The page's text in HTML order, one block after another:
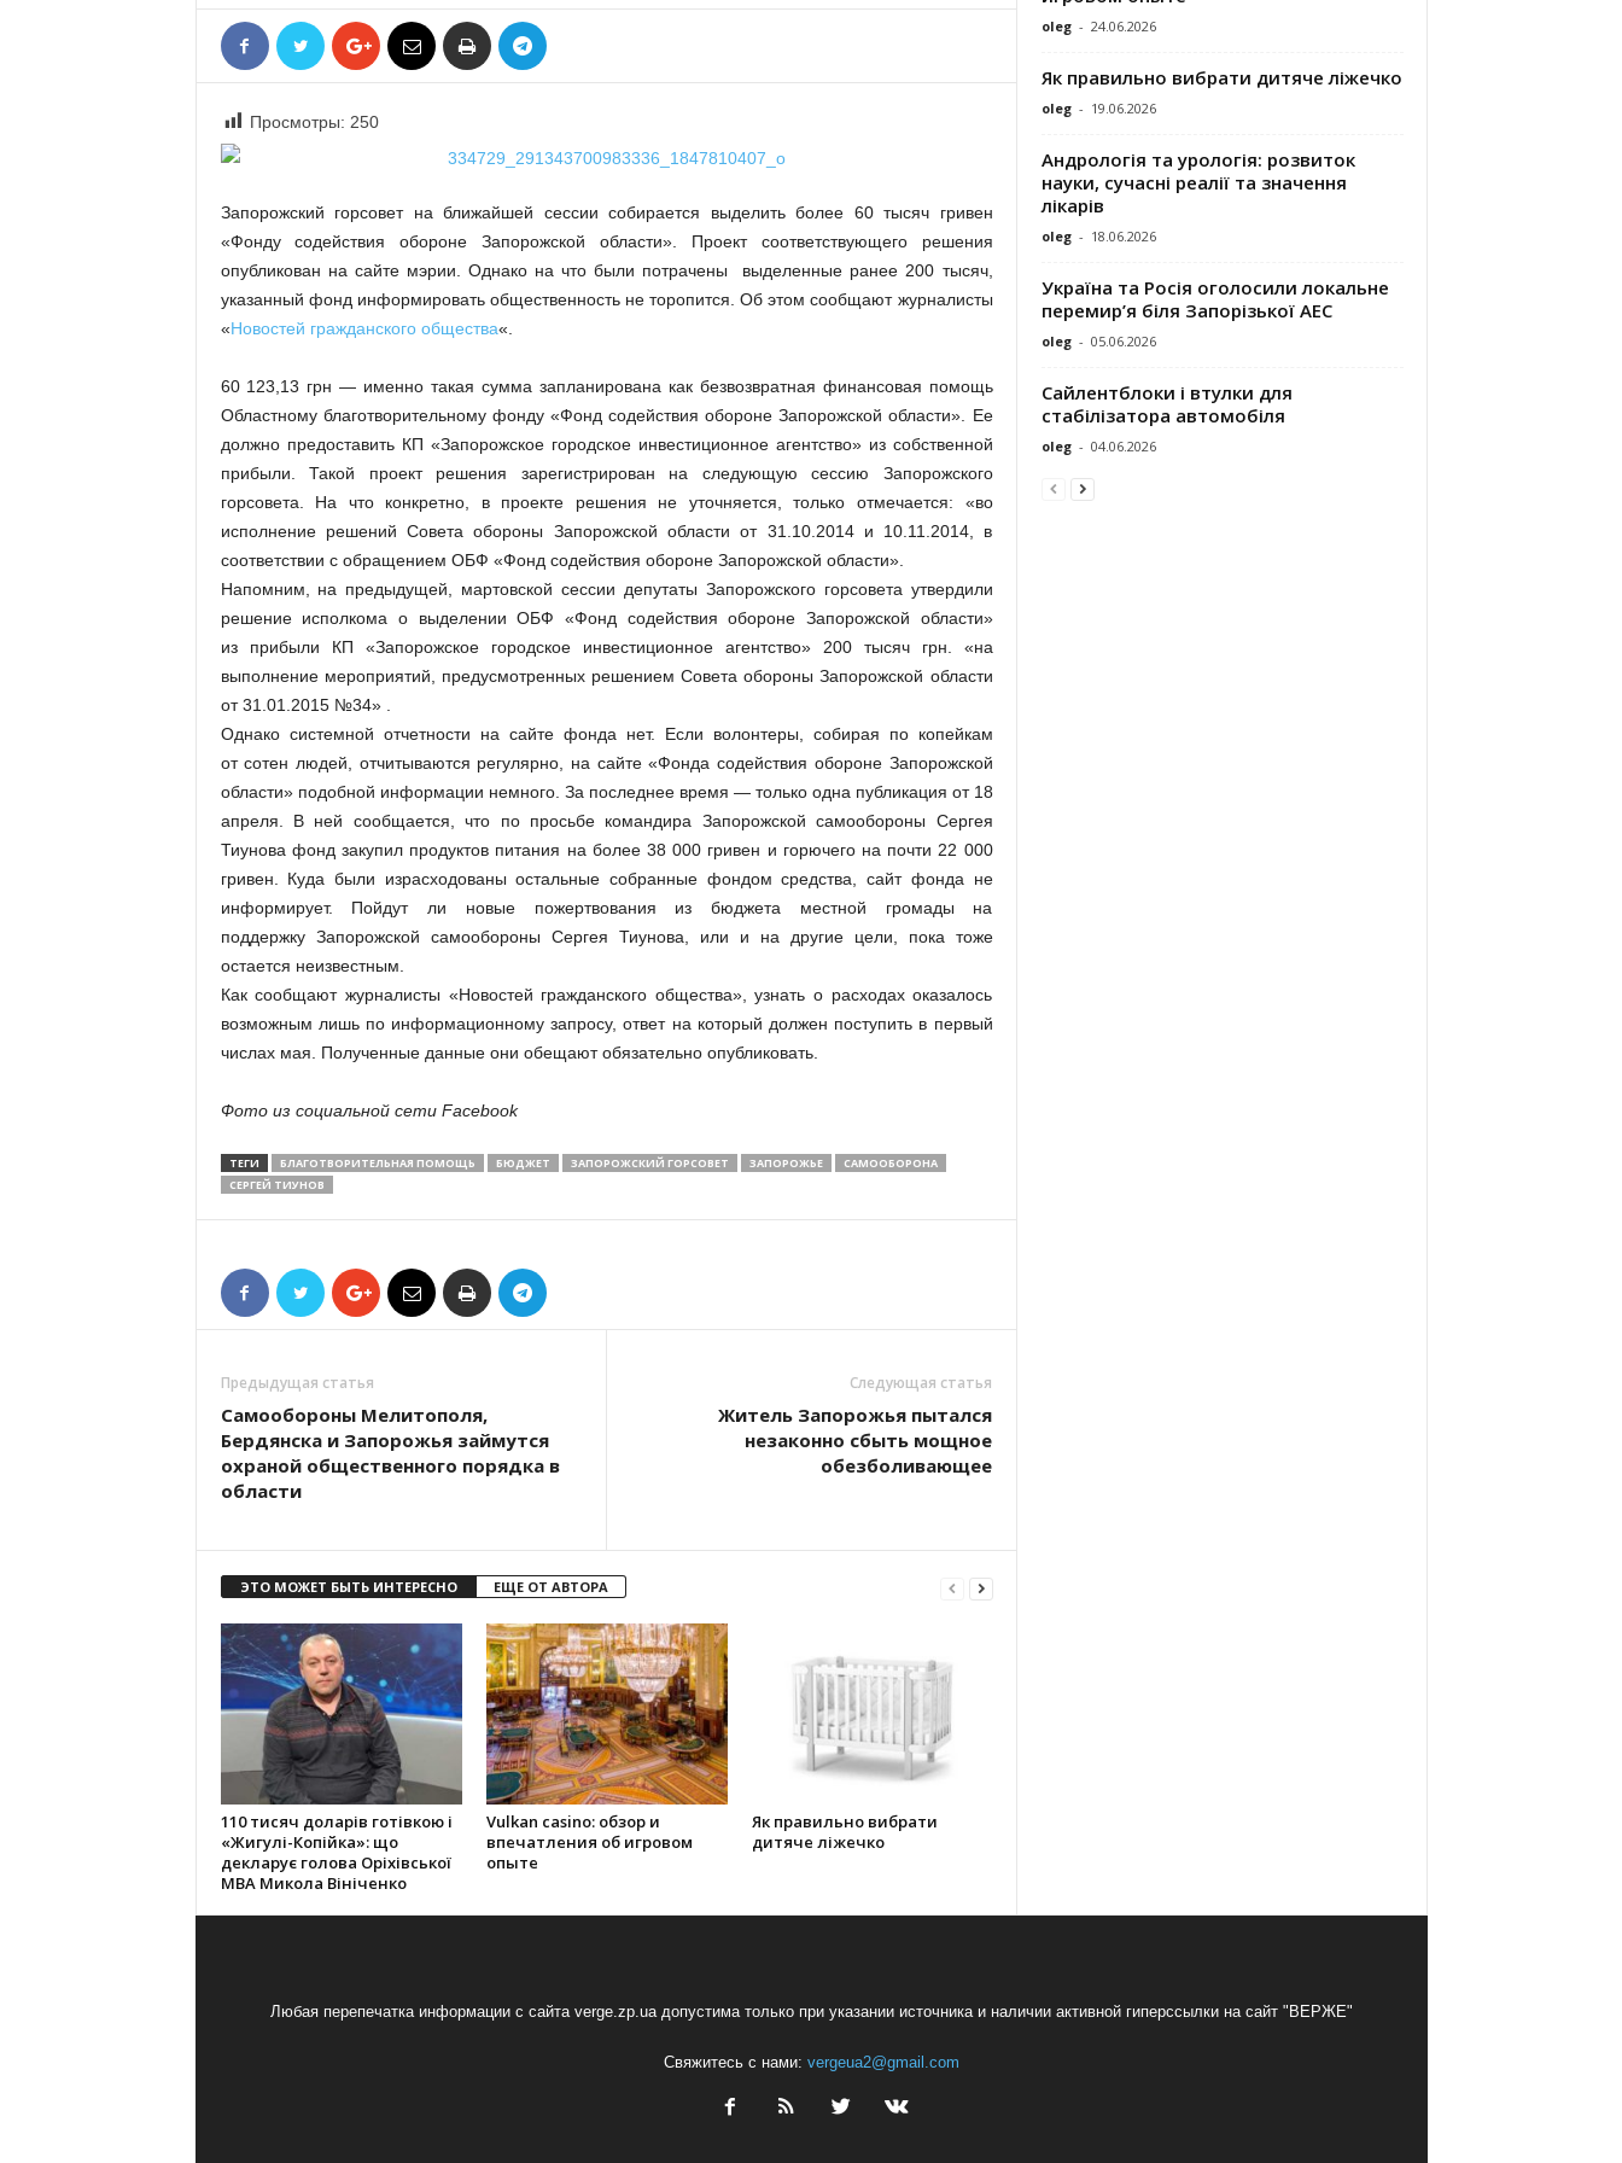
Просмотры: 250
Запорожский горсовет на ближайшей сессии собирается выделить более 60 тысяч гривен
«Фонду содействия обороне Запорожской области». Проект соответствующего решения
опубликован на сайте мэрии. Однако на что были потрачены выделенные ранее 200 тысяч,
указанный фонд информировать общественность не торопится. Об этом сообщают журналисты
«Новостей гражданского общества«.
60 123,13 грн — именно такая сумма запланирована как безвозвратная финансовая помощь
Областному благотворительному фонду «Фонд содействия обороне Запорожской области». Ее
должно предоставить КП «Запорожское городское инвестиционное агентство» из собственной
прибыли. Такой проект решения зарегистрирован на следующую сессию Запорожского
горсовета. На что конкретно, в проекте решения не уточняется, только отмечается: «во
исполнение решений Совета обороны Запорожской области от 31.10.2014 и 10.11.2014, в
соответствии с обращением ОБФ «Фонд содействия обороне Запорожской области».
Напомним, на предыдущей, мартовской сессии депутаты Запорожского горсовета утвердили
решение исполкома о выделении ОБФ «Фонд содействия обороне Запорожской области»
из прибыли КП «Запорожское городское инвестиционное агентство» 200 тысяч грн. «на
выполнение мероприятий, предусмотренных решением Совета обороны Запорожской области
от 31.01.2015 №34» .
Однако системной отчетности на сайте фонда нет. Если волонтеры, собирая по копейкам
от сотен людей, отчитываются регулярно, на сайте «Фонда содействия обороне Запорожской
области» подобной информации немного. За последнее время — только одна публикация от 18
апреля. В ней сообщается, что по просьбе командира Запорожской самообороны Сергея
Тиунова фонд закупил продуктов питания на более 38 000 гривен и горючего на почти 22 000
гривен. Куда были израсходованы остальные собранные фондом средства, сайт фонда не
информирует. Пойдут ли новые пожертвования из бюджета местной громады на
поддержку Запорожской самообороны Сергея Тиунова, или и на другие цели, пока тоже
остается неизвестным.
Как сообщают журналисты «Новостей гражданского общества», узнать о расходах оказалось
возможным лишь по информационному запросу, ответ на который должен поступить в первый
числах мая. Полученные данные они обещают обязательно опубликовать.
Фото из социальной сети Facebook
ТЕГИ БЛАГОТВОРИТЕЛЬНАЯ ПОМОЩЬ БЮДЖЕТ ЗАПОРОЖСКИЙ ГОРСОВЕТ ЗАПОРОЖЬЕ
САМООБОРОНА
СЕРГЕЙ ТИУНОВ
Предыдущая статья
Самообороны Мелитополя,
Бердянска и Запорожья займутся
охраной общественного порядка в
области
Следующая статья
Житель Запорожья пытался
незаконно сбыть мощное
обезболивающее
ЭТО МОЖЕТ БЫТЬ ИНТЕРЕСНО ЕЩЕ ОТ АВТОРА
110 тисяч доларів готівкою і
«Жигулі-Копійка»: що
декларує голова Оріхівської
МВА Микола Вініченко
Vulkan casino: обзор и
впечатления об игровом
опыте
Як правильно вибрати
дитяче ліжечко
oleg - 24.06.2026
Як правильно вибрати дитяче ліжечко
oleg - 19.06.2026
Андрологія та урологія: розвиток
науки, сучасні реалії та значення
лікарів
oleg - 18.06.2026
Україна та Росія оголосили локальне
перемир’я біля Запорізької АЕС
oleg - 05.06.2026
Сайлентблоки і втулки для
стабілізатора автомобіля
oleg - 04.06.2026
Любая перепечатка информации с сайта verge.zp.ua допустима только при указании источника и наличии активной гиперссылки на сайт "ВЕРЖЕ"
Свяжитесь с нами: vergeua2@gmail.com